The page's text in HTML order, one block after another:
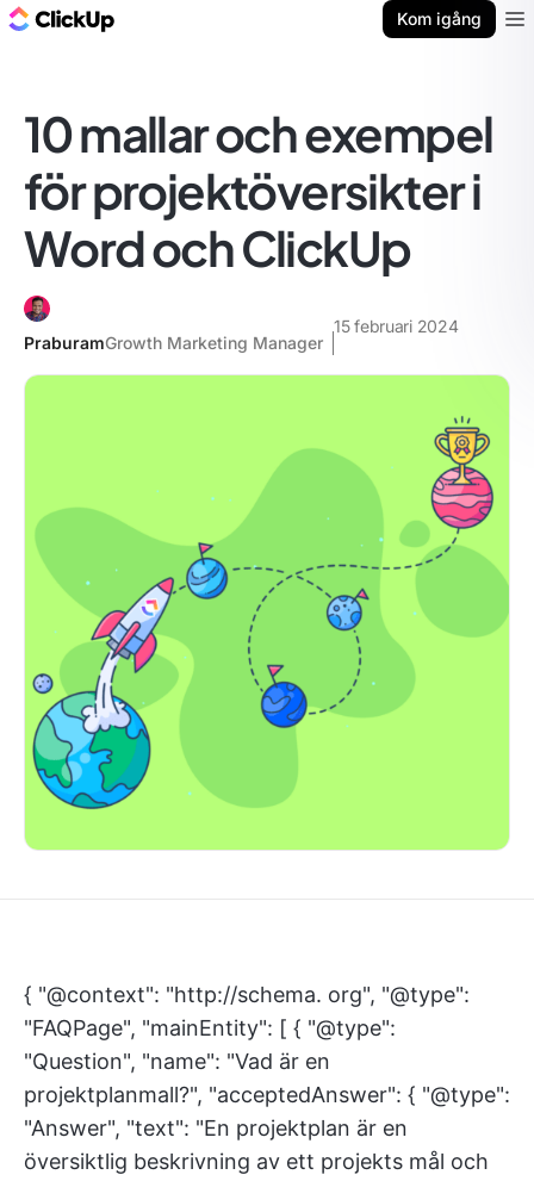
Kom igång
10 mallar och exempel
för projektöversikter i
Word och ClickUp
PraburamGrowth Marketing Manager
15 februari 2024
{ "@context": "http://schema. org", "@type":
"FAQPage", "mainEntity": [ { "@type":
"Question", "name": "Vad är en
projektplanmall?", "acceptedAnswer": { "@type":
"Answer", "text": "En projektplan är en
översiktlig beskrivning av ett projekts mål och